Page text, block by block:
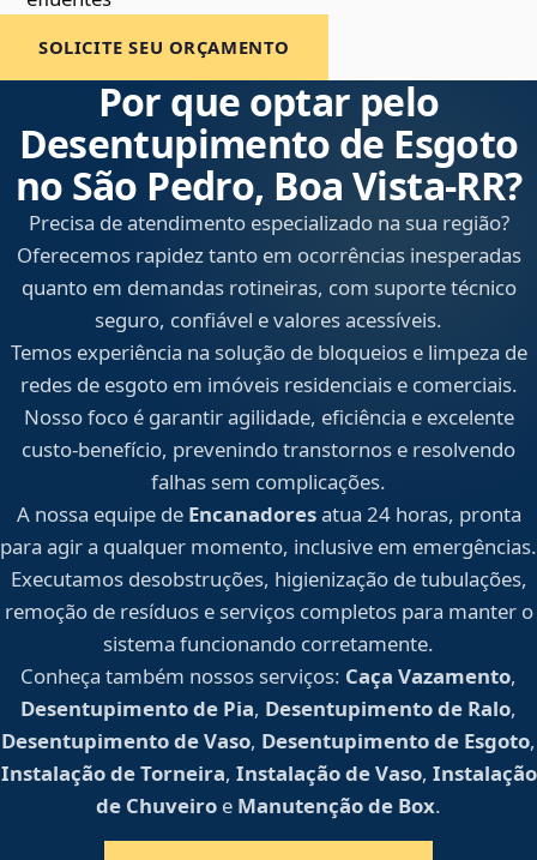
SOLICITE SEU ORÇAMENTO
Por que optar pelo
Desentupimento de Esgoto
no São Pedro, Boa Vista‑RR?
Precisa de atendimento especializado na sua região?
Oferecemos rapidez tanto em ocorrências inesperadas
quanto em demandas rotineiras, com suporte técnico
seguro, confiável e valores acessíveis.
Temos experiência na solução de bloqueios e limpeza de
redes de esgoto em imóveis residenciais e comerciais.
Nosso foco é garantir agilidade, eficiência e excelente
custo-benefício, prevenindo transtornos e resolvendo
falhas sem complicações.
A nossa equipe de Encanadoresatua 24 horas, pronta
para agir a qualquer momento, inclusive em emergências.
Executamos desobstruções, higienização de tubulações,
remoção de resíduos e serviços completos para manter o
sistema funcionando corretamente.
Conheça também nossos serviços: Caça Vazamento,
Desentupimento de Pia, Desentupimento de Ralo,
Desentupimento de Vaso, Desentupimento de Esgoto,
Instalação de Torneira, Instalação de Vaso, Instalação
de Chuveiro e Manutenção de Box.